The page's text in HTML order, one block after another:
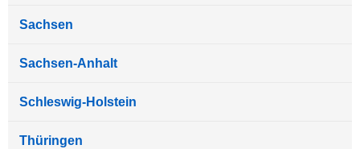
Sachsen
Sachsen-Anhalt
Schleswig-Holstein
Thüringen